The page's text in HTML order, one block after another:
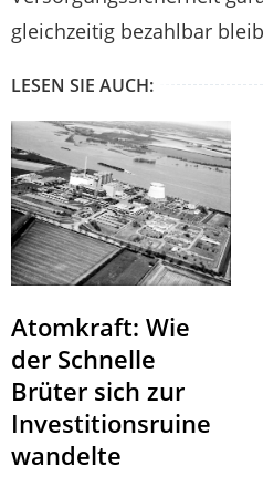
gleichzeitig bezahlbar
LESEN SIE AUCH:
Atomkraft: Wie
der Schnelle
Brüter sich zur
Investitionsruine
wandelte